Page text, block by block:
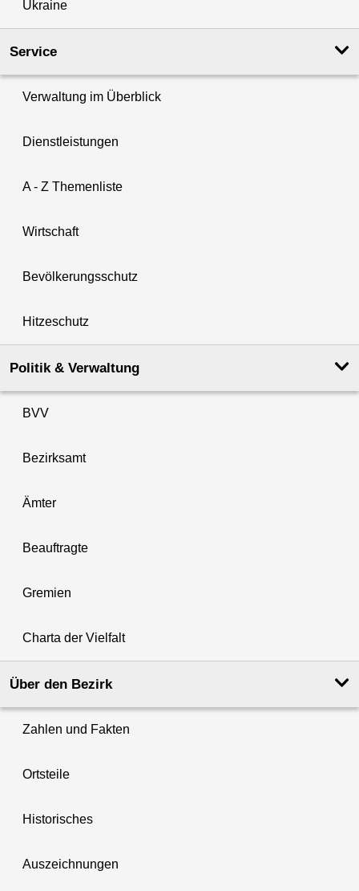
Ukraine
Service
Verwaltung im Überblick
Dienstleistungen
A - Z Themenliste
Wirtschaft
Bevölkerungsschutz
Hitzeschutz
Politik & Verwaltung
BVV
Bezirksamt
Ämter
Beauftragte
Gremien
Charta der Vielfalt
Über den Bezirk
Zahlen und Fakten
Ortsteile
Historisches
Auszeichnungen